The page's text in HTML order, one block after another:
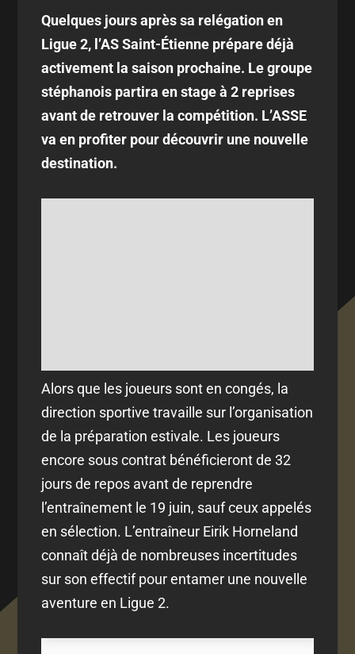
Quelques jours après sa relégation en
Ligue 2, l’AS Saint-Étienne prépare déjà
activement la saison prochaine. Le groupe
stéphanois partira en stage à 2 reprises
avant de retrouver la compétition. L’ASSE
va en profiter pour découvrir une nouvelle
destination.
Alors que les joueurs sont en congés, la
direction sportive travaille sur l’organisation
de la préparation estivale. Les joueurs
encore sous contrat bénéficieront de 32
jours de repos avant de reprendre
l’entraînement le 19 juin, sauf ceux appelés
en sélection. L’entraîneur Eirik Horneland
connaît déjà de nombreuses incertitudes
sur son effectif pour entamer une nouvelle
aventure en Ligue 2.